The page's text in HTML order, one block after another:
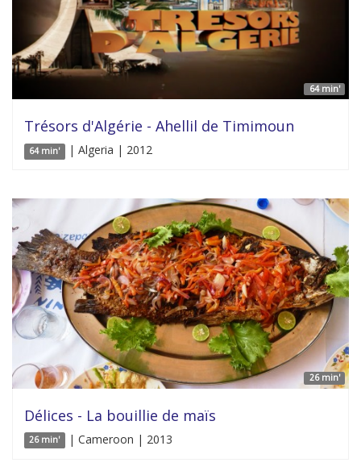
64 min'
Trésors d'Algérie - Ahellil de Timimoun
64 min' | Algeria | 2012
26 min'
Délices - La bouillie de maïs
26 min' | Cameroon | 2013